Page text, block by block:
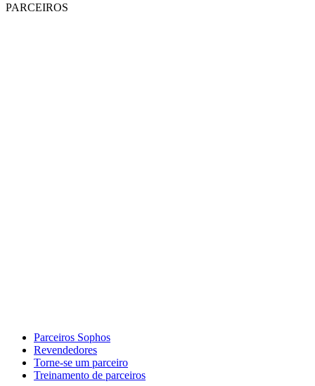
PARCEIROS
Parceiros Sophos
Revendedores
Torne-se um parceiro
Treinamento de parceiros